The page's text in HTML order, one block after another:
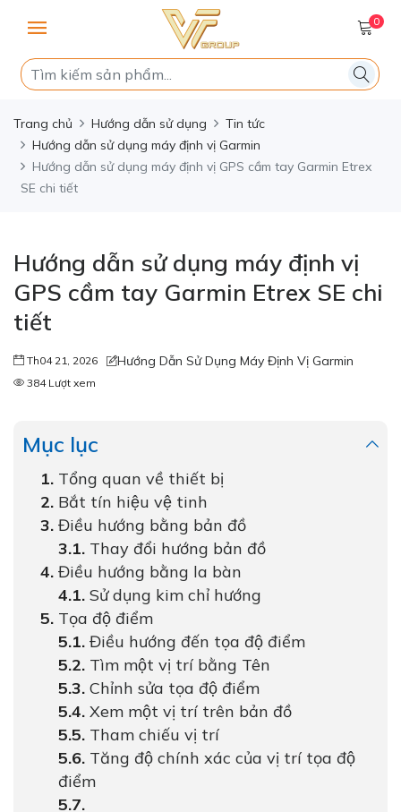
0
Trang chủ Hướng dẫn sử dụng
Tin tức
Hướng dẫn sử dụng máy định vị Garmin
Hướng dẫn sử dụng máy định vị GPS cầm tay Garmin Etrex
SE chi tiết
Hướng dẫn sử dụng máy định vị
GPS cầm tay Garmin Etrex SE chi
tiết
Th04 21, 2026 Hướng Dẫn Sử Dụng Máy Định Vị Garmin
384 Lượt xem
Mục lục
Tổng quan về thiết bị
Bắt tín hiệu vệ tinh
Điều hướng bằng bản đồ
Thay đổi hướng bản đồ
Điều hướng bằng la bàn
Sử dụng kim chỉ hướng
Tọa độ điểm
Điều hướng đến tọa độ điểm
Tìm một vị trí bằng Tên
Chỉnh sửa tọa độ điểm
Xem một vị trí trên bản đồ
Tham chiếu vị trí
Tăng độ chính xác của vị trí tọa độ
điểm